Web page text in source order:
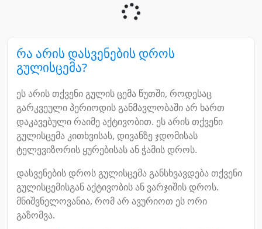
რა არის დასვენების დროს
გულისცემა?
ეს არის თქვენი გულის ცემა წუთში, როდესაც
გარკვეული პერიოდის განმავლობაში არ ხართ
დაკავებული რაიმე აქტივობით. ეს არის თქვენი
გულისცემა კითხვისას, დივანზე ჯდომისას
ტელევიზორის ყურებისას ან ჭამის დროს.
დასვენების დროს გულისცემა განსხვავდება თქვენი
გულისცემისგან აქტივობის ან ვარჯიშის დროს.
მნიშვნელოვანია, რომ არ ავურიოთ ეს ორი
გაზომვა.